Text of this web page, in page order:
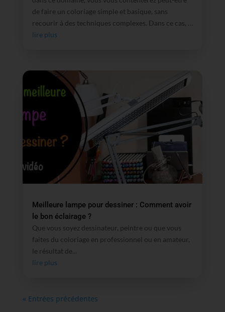
de faire un coloriage simple et basique, sans
recourir à des techniques complexes. Dans ce cas, …
lire plus
Meilleure lampe pour dessiner : Comment avoir
le bon éclairage ?
Que vous soyez dessinateur, peintre ou que vous
faites du coloriage en professionnel ou en amateur,
le résultat de...
lire plus
« Entrées précédentes